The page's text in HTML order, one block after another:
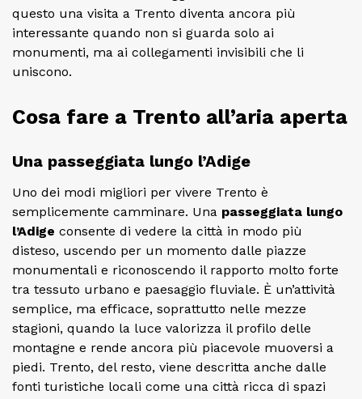
questo una visita a Trento diventa ancora più
interessante quando non si guarda solo ai
monumenti, ma ai collegamenti invisibili che li
uniscono.
Cosa fare a Trento all’aria aperta
Una passeggiata lungo l’Adige
Uno dei modi migliori per vivere Trento è
semplicemente camminare. Una passeggiata lungo
l’Adige consente di vedere la città in modo più
disteso, uscendo per un momento dalle piazze
monumentali e riconoscendo il rapporto molto forte
tra tessuto urbano e paesaggio fluviale. È un’attività
semplice, ma efficace, soprattutto nelle mezze
stagioni, quando la luce valorizza il profilo delle
montagne e rende ancora più piacevole muoversi a
piedi. Trento, del resto, viene descritta anche dalle
fonti turistiche locali come una città ricca di spazi